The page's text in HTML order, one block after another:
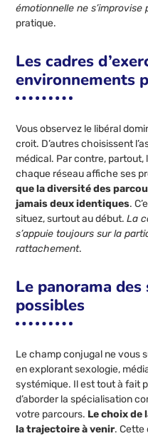
émotionnelle ne s’improvise
pratique.
Les cadres
environnements
Vous observez le libéral
croit. D’autres choisissent
médical. Par contre,
chaque réseau affiche ses
que la diversité des
jamais deux identiques.
situez, surtout au début.La
s’appuie toujours sur la
rattachement.
Le panorama
possibles
Le champ conjugal ne vous
en explorant sexologie,
systémique. Il est tout à fait
d’aborder la spécialisation
votre parcours. Le choix
la trajectoire à venir. Cette